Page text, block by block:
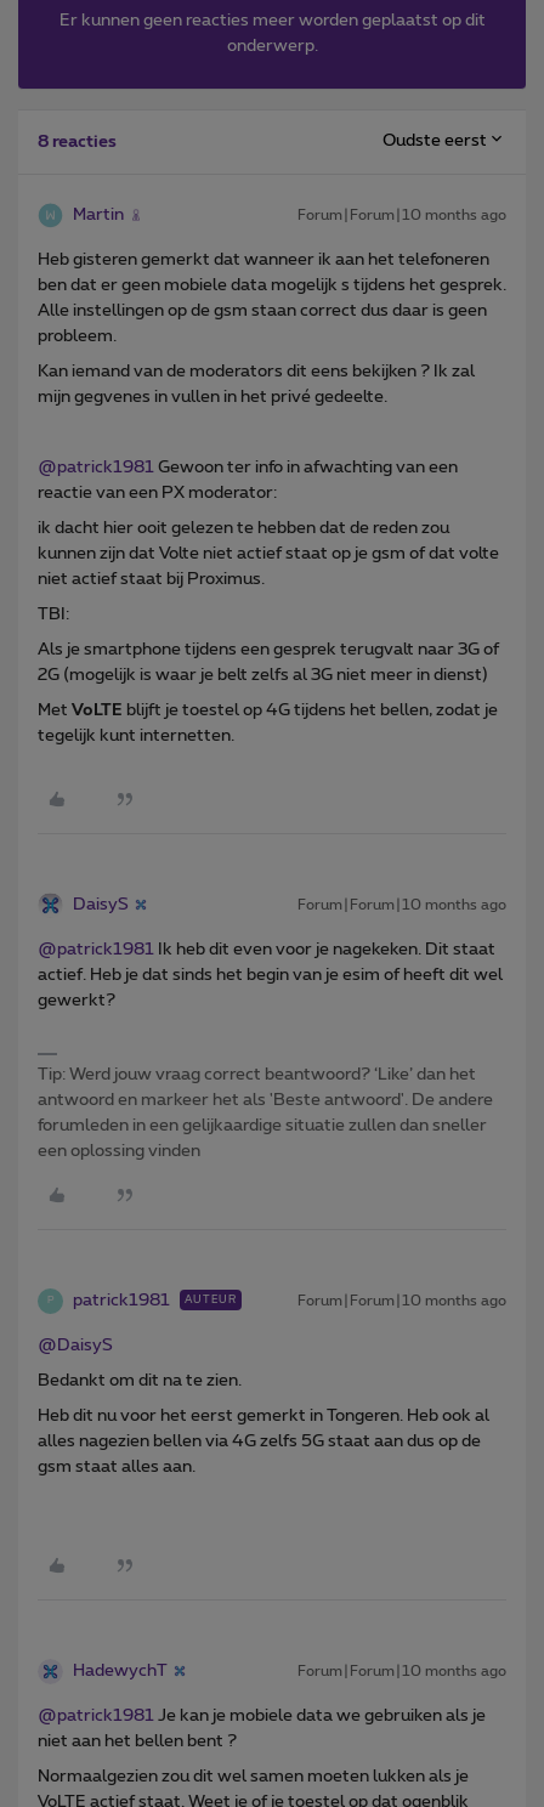
Er kunnen geen reacties meer worden geplaatst op dit
onderwerp.
8 reacties Oudste eerst
Martin Forum|Forum|10 months ago
Heb gisteren gemerkt dat wanneer ik aan het telefoneren
ben dat er geen mobiele data mogelijk s tijdens het gesprek.
Alle instellingen op de gsm staan correct dus daar is geen
probleem.
Kan iemand van de moderators dit eens bekijken ? Ik zal
mijn gegvenes in vullen in het privé gedeelte.
@patrick1981 Gewoon ter info in afwachting van een
reactie van een PX moderator:
ik dacht hier ooit gelezen te hebben dat de reden zou
kunnen zijn dat Volte niet actief staat op je gsm of dat volte
niet actief staat bij Proximus.
TBI:
Als je smartphone tijdens een gesprek terugvalt naar 3G of
2G (mogelijk is waar je belt zelfs al 3G niet meer in dienst)
Met VoLTE blijft je toestel op 4G tijdens het bellen, zodat je
tegelijk kunt internetten.
DaisyS Forum|Forum|10 months ago
@patrick1981
Ik heb dit even voor je nagekeken. Dit staat
actief. Heb je dat sinds het begin van je esim of heeft dit wel
gewerkt?
Tip: Werd jouw vraag correct beantwoord? ‘Like’ dan het
antwoord en markeer het als 'Beste antwoord'. De andere
forumleden in een gelijkaardige situatie zullen dan sneller
een oplossing vinden
P patrick1981 AUTEUR Forum|Forum|10 months ago
@DaisyS
Bedankt om dit na te zien.
Heb dit nu voor het eerst gemerkt in Tongeren. Heb ook al
alles nagezien bellen via 4G zelfs 5G staat aan dus op de
gsm staat alles aan.
HadewychT Forum|Forum|10 months ago
@patrick1981 Je kan je mobiele data we gebruiken als je
niet aan het bellen bent ?
Normaalgezien zou dit wel samen moeten lukken als je
VoLTE actief staat. Weet je of je toestel op dat ogenblik